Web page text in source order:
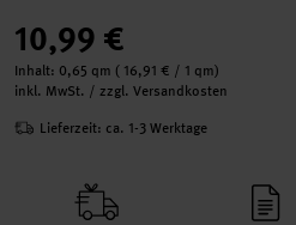
10,99 €
Inhalt: 0,65 qm ( 16,91 € / 1 qm)
inkl. MwSt. / zzgl. Versandkosten
Lieferzeit: ca. 1-3 Werktage